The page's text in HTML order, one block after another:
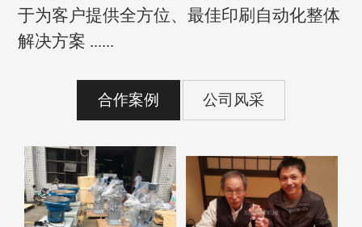
于为客户提供全方位、最佳印刷自动化整体
解决方案 ......
合作案例 公司风采